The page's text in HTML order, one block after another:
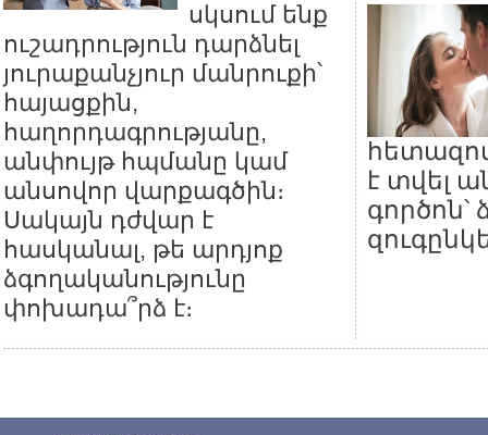
սկսում ենք
ուշադրություն դարձնել
յուրաքանչյուր մանրուքի՝
հայացքին,
հաղորդագրությանը,
անփույթ հպմանը կամ
անսովոր վարքագծին։
Սակայն դժվար է
հասկանալ, թե արդյոք
ձգողականությունը
փոխադա՞րձ է։
է տվել